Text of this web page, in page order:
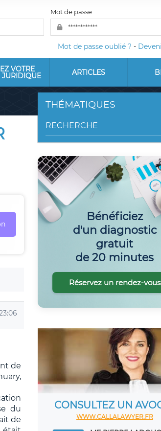
Mot de passe
Mot de passe oublié ? -
VOTRE
JURIDIQUE ARTICLES
de
du
de
THÉMATIQUES
Bénéficiez
d'un diagnostic
gratuit
de 20 minutes
Réservez un rendez-vous
CONSULTEZ UN
WWW.CALLALAWYER.FR